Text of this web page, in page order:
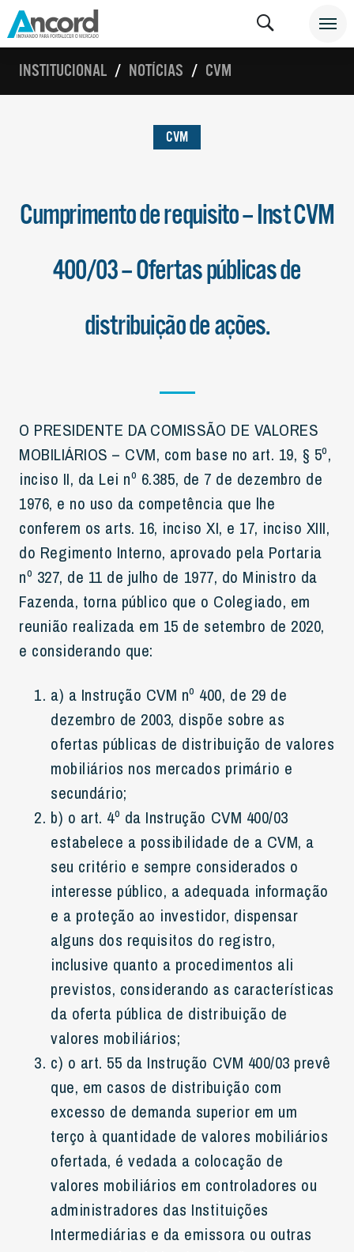
INSTITUCIONAL NOTÍCIAS CVM
CVM
Cumprimento de requisito – Inst CVM
400/03 – Ofertas públicas de
distribuição de ações.
O PRESIDENTE DA COMISSÃO DE VALORES
MOBILIÁRIOS – CVM, com base no art. 19, § 5º,
inciso II, da Lei nº 6.385, de 7 de dezembro de
1976, e no uso da competência que lhe
conferem os arts. 16, inciso XI, e 17, inciso XIII,
do Regimento Interno, aprovado pela Portaria
nº 327, de 11 de julho de 1977, do Ministro da
Fazenda, torna público que o Colegiado, em
reunião realizada em 15 de setembro de 2020,
e considerando que:
a) a Instrução CVM nº 400, de 29 de
dezembro de 2003, dispõe sobre as
ofertas públicas de distribuição de valores
mobiliários nos mercados primário e
secundário;
b) o art. 4º da Instrução CVM 400/03
estabelece a possibilidade de a CVM, a
seu critério e sempre considerados o
interesse público, a adequada informação
e a proteção ao investidor, dispensar
alguns dos requisitos do registro,
inclusive quanto a procedimentos ali
previstos, considerando as características
da oferta pública de distribuição de
valores mobiliários;
c) o art. 55 da Instrução CVM 400/03 prevê
que, em casos de distribuição com
excesso de demanda superior em um
terço à quantidade de valores mobiliários
ofertada, é vedada a colocação de
valores mobiliários em controladores ou
administradores das Instituições
Intermediárias e da emissora ou outras